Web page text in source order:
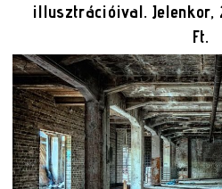
illusztrációival. Jelenkor,
Ft.